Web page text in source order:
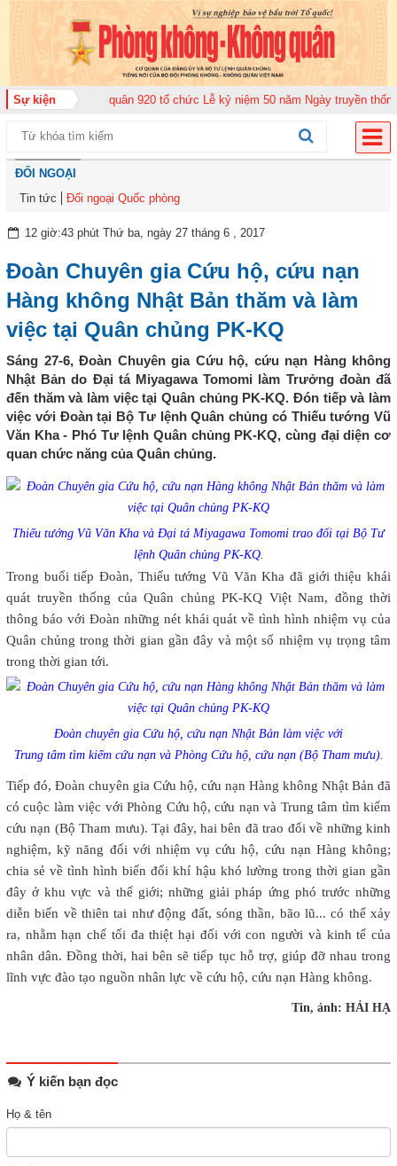
Sự kiện
đoàn Không quân 920 tổ chức Lễ kỷ niệm 50 năm Ngày truyền thống
ĐỐI NGOẠI
Tin tức
Đối ngoại Quốc phòng
12 giờ:43 phút Thứ ba, ngày 27 tháng 6 , 2017
Đoàn Chuyên gia Cứu hộ, cứu nạn
Hàng không Nhật Bản thăm và làm
việc tại Quân chủng PK-KQ
Sáng 27-6, Đoàn Chuyên gia Cứu hộ, cứu nạn Hàng không
Nhật Bản do Đại tá Miyagawa Tomomi làm Trưởng đoàn đã
đến thăm và làm việc tại Quân chủng PK-KQ. Đón tiếp và làm
việc với Đoàn tại Bộ Tư lệnh Quân chủng có Thiếu tướng Vũ
Văn Kha - Phó Tư lệnh Quân chủng PK-KQ, cùng đại diện cơ
quan chức năng của Quân chủng.
Thiếu tướng Vũ Văn Kha và Đại tá Miyagawa Tomomi trao đổi tại Bộ Tư
lệnh Quân chủng PK-KQ.
Trong buổi tiếp Đoàn, Thiếu tướng Vũ Văn Kha đã giới thiệu khái
quát truyền thống của Quân chủng PK-KQ Việt Nam, đồng thời
thông báo với Đoàn những nét khái quát về tình hình nhiệm vụ của
Quân chủng trong thời gian gần đây và một số nhiệm vụ trọng tâm
trong thời gian tới.
Đoàn chuyên gia Cứu hộ, cứu nạn Nhật Bản làm việc với
Trung tâm tìm kiếm cứu nạn và Phòng Cứu hộ, cứu nạn (Bộ Tham mưu).
Tiếp đó, Đoàn chuyên gia Cứu hộ, cứu nạn Hàng không Nhật Bản đã
có cuộc làm việc với Phòng Cứu hộ, cứu nạn và Trung tâm tìm kiếm
cứu nạn (Bộ Tham mưu). Tại đây, hai bên đã trao đổi về những kinh
nghiệm, kỹ năng đối với nhiệm vụ cứu hộ, cứu nạn Hàng không;
chia sẻ về tình hình biến đổi khí hậu khó lường trong thời gian gần
đây ở khu vực và thế giới; những giải pháp ứng phó trước những
diễn biến về thiên tai như động đất, sóng thần, bão lũ... có thể xảy
ra, nhằm hạn chế tối đa thiệt hại đối với con người và kinh tế của
nhân dân. Đồng thời, hai bên sẽ tiếp tục hỗ trợ, giúp đỡ nhau trong
lĩnh vực đào tạo nguồn nhân lực về cứu hộ, cứu nạn Hàng không.
Tin, ảnh: HẢI HẠ
Ý kiến bạn đọc
Họ & tên